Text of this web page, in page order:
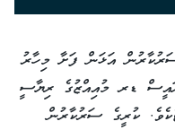
ސަރުކާރުން އަޅަން ފަށާ މިހާރު
ރައީސް ޑރ މުއިއްޒުގެ ރިޔާސީ
ޔުނިޓެކެވެ. ކުރީގެ ސަރުކާރުން